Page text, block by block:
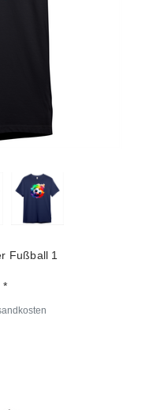
Fußball 1
*